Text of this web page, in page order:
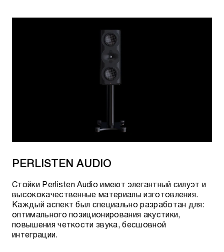
PERLISTEN AUDIO
Стойки Perlisten Audio имеют элегантный силуэт и
высококачественные материалы изготовления.
Каждый аспект был специально разработан для:
оптимального позиционирования акустики,
повышения четкости звука, бесшовной
интеграции.